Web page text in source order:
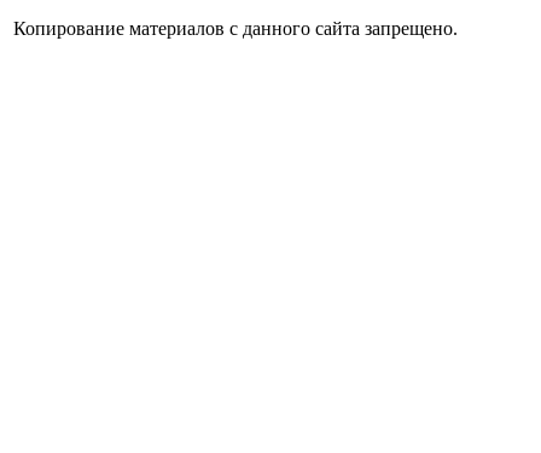
Копирование материалов с данного сайта запрещено.